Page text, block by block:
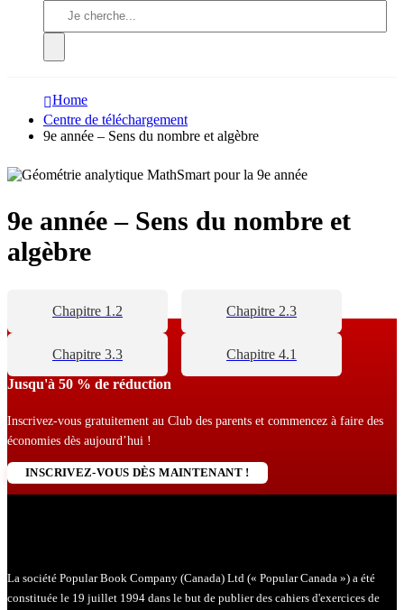
Home
Centre de téléchargement
9e année – Sens du nombre et algèbre
9e année – Sens du nombre et
algèbre
Chapitre 1.2 Chapitre 2.3
Chapitre 3.3
Chapitre 4.1
Jusqu'à 50 % de réduction
Inscrivez-vous gratuitement au Club des parents et commencez à faire des
économies dès aujourd’hui !
INSCRIVEZ-VOUS DÈS MAINTENANT !
La société Popular Book Company (Canada) Ltd (« Popular Canada ») a été
constituée le 19 juillet 1994 dans le but de publier des cahiers d'exercices de